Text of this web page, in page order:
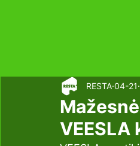
VEESLA
RESTA 04-21